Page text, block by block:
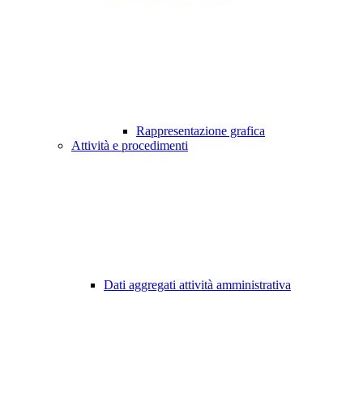
Rappresentazione grafica
Attività e procedimenti
Dati aggregati attività amministrativa